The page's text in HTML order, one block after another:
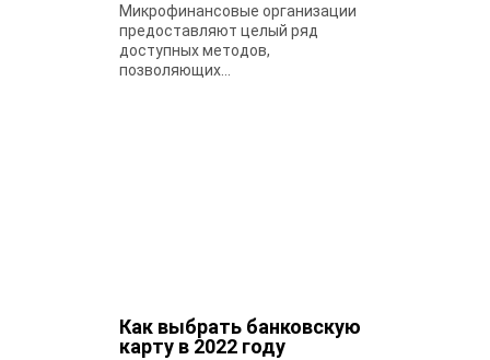
Микрофинансовые организации
предоставляют целый ряд
доступных методов,
позволяющих...
Как выбрать банковскую
карту в 2022 году